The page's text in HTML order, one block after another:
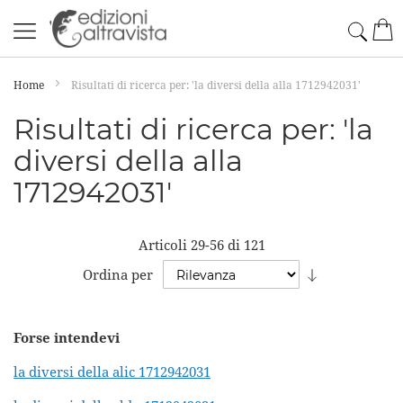
al
contenuto
Home Risultati di ricerca per: 'la diversi della alla 1712942031'
Risultati di ricerca per: 'la
diversi della alla
1712942031'
Articoli 29-56di 121
Ordina per
Forse intendevi
la diversi della alic 1712942031